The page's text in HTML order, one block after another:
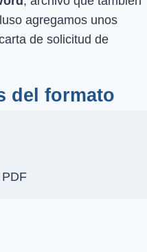
agregamos unos
de solicitud de
del formato